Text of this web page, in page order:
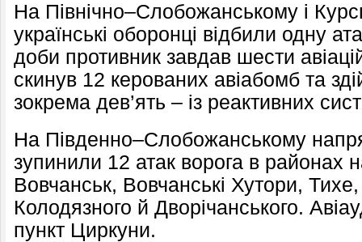
На Північно–Слобожанському і
українські оборонці відбили одну
доби противник завдав шести
скинув 12 керованих авіабомб та
зокрема дев’ять – із реактивних
На Південно–Слобожанському
зупинили 12 атак ворога в районах
Вовчанськ, Вовчанські Хутори,
Колодязного й Дворічанського.
пункт Циркуни.